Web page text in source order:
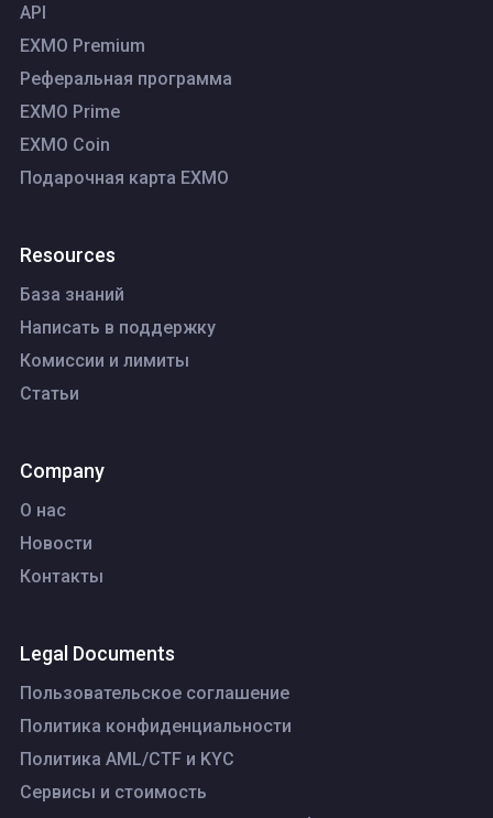
API
EXMO Premium
Реферальная программа
EXMO Prime
EXMO Coin
Подарочная карта EXMO
Resources
База знаний
Написать в поддержку
Комиссии и лимиты
Статьи
Company
О нас
Новости
Контакты
Legal Documents
Пользовательское соглашение
Политика конфиденциальности
Политика AML/CTF и KYC
Сервисы и стоимость